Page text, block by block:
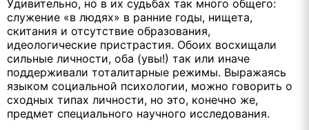
Удивительно, но в их судьбах так много общего:
служение «в людях» в ранние годы, нищета,
скитания и отсутствие образования,
идеологические пристрастия. Обоих восхищали
сильные личности, оба (увы!) так или иначе
поддерживали тоталитарные режимы. Выражаясь
языком социальной психологии, можно говорить о
сходных типах личности, но это, конечно же,
предмет специального научного исследования.